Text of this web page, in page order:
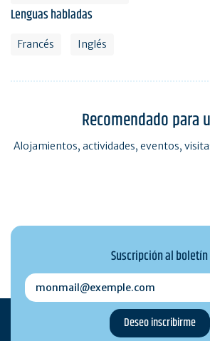
Lenguas habladas
Francés Inglés
Recomendado para
Alojamientos, actividades, eventos,
Suscripción al boletín
monmail@exemple.com